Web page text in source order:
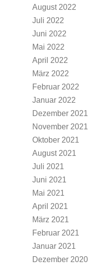
August 2022
Juli 2022
Juni 2022
Mai 2022
April 2022
März 2022
Februar 2022
Januar 2022
Dezember 2021
November 2021
Oktober 2021
August 2021
Juli 2021
Juni 2021
Mai 2021
April 2021
März 2021
Februar 2021
Januar 2021
Dezember 2020